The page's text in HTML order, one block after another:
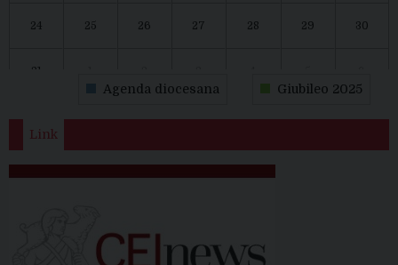
24 25 26 27 28 29 30
31
Agenda diocesana Giubileo 2025
Link